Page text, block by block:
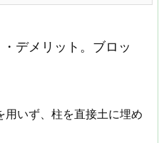
デメリット。ブロッ
いず、柱を直接土に埋め